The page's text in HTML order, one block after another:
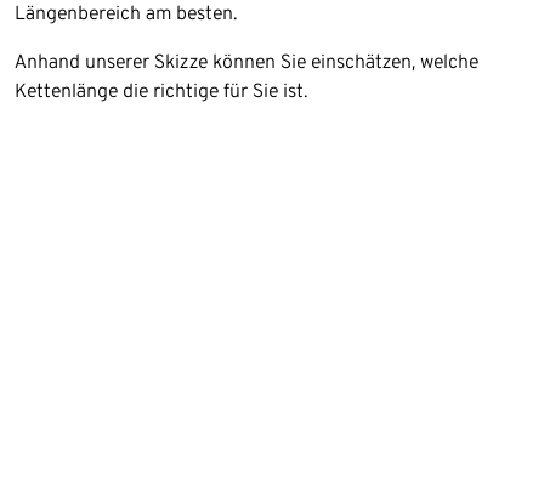
Längenbereich am besten.
Anhand unserer Skizze können Sie einschätzen, welche
Kettenlänge die richtige für Sie ist.